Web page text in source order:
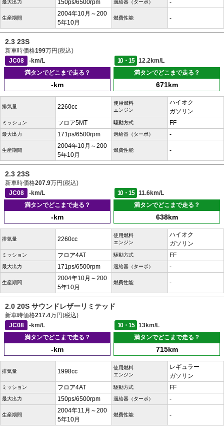
最大出力 150ps/6500rpm 過給器（ターボ） -
生産期間
2004年10月～200
5年10月
燃費性能 -
2.3 23S
新車時価格199万円(税込)
JC08
-km/L 10・15
12.2km/L
満タンでどこまで走る？
-km
満タンでどこまで走る？
671km
排気量 2260cc
使用燃料
エンジン
ハイオク
ガソリン
ミッション フロア5MT 駆動方式 FF
最大出力 171ps/6500rpm 過給器（ターボ） -
生産期間
2004年10月～200
5年10月
燃費性能 -
2.3 23S
新車時価格207.9万円(税込)
JC08
-km/L 10・15
11.6km/L
満タンでどこまで走る？
-km
満タンでどこまで走る？
638km
排気量 2260cc
使用燃料
エンジン
ハイオク
ガソリン
ミッション フロア4AT 駆動方式 FF
最大出力 171ps/6500rpm 過給器（ターボ） -
生産期間
2004年10月～200
5年10月
燃費性能 -
2.0 20S サウンドレザーリミテッド
新車時価格217.4万円(税込)
JC08
-km/L 10・15
13km/L
満タンでどこまで走る？
-km
満タンでどこまで走る？
715km
排気量 1998cc
使用燃料
エンジン
レギュラー
ガソリン
ミッション フロア4AT 駆動方式 FF
最大出力 150ps/6500rpm 過給器（ターボ） -
生産期間
2004年11月～200
5年10月
燃費性能 -